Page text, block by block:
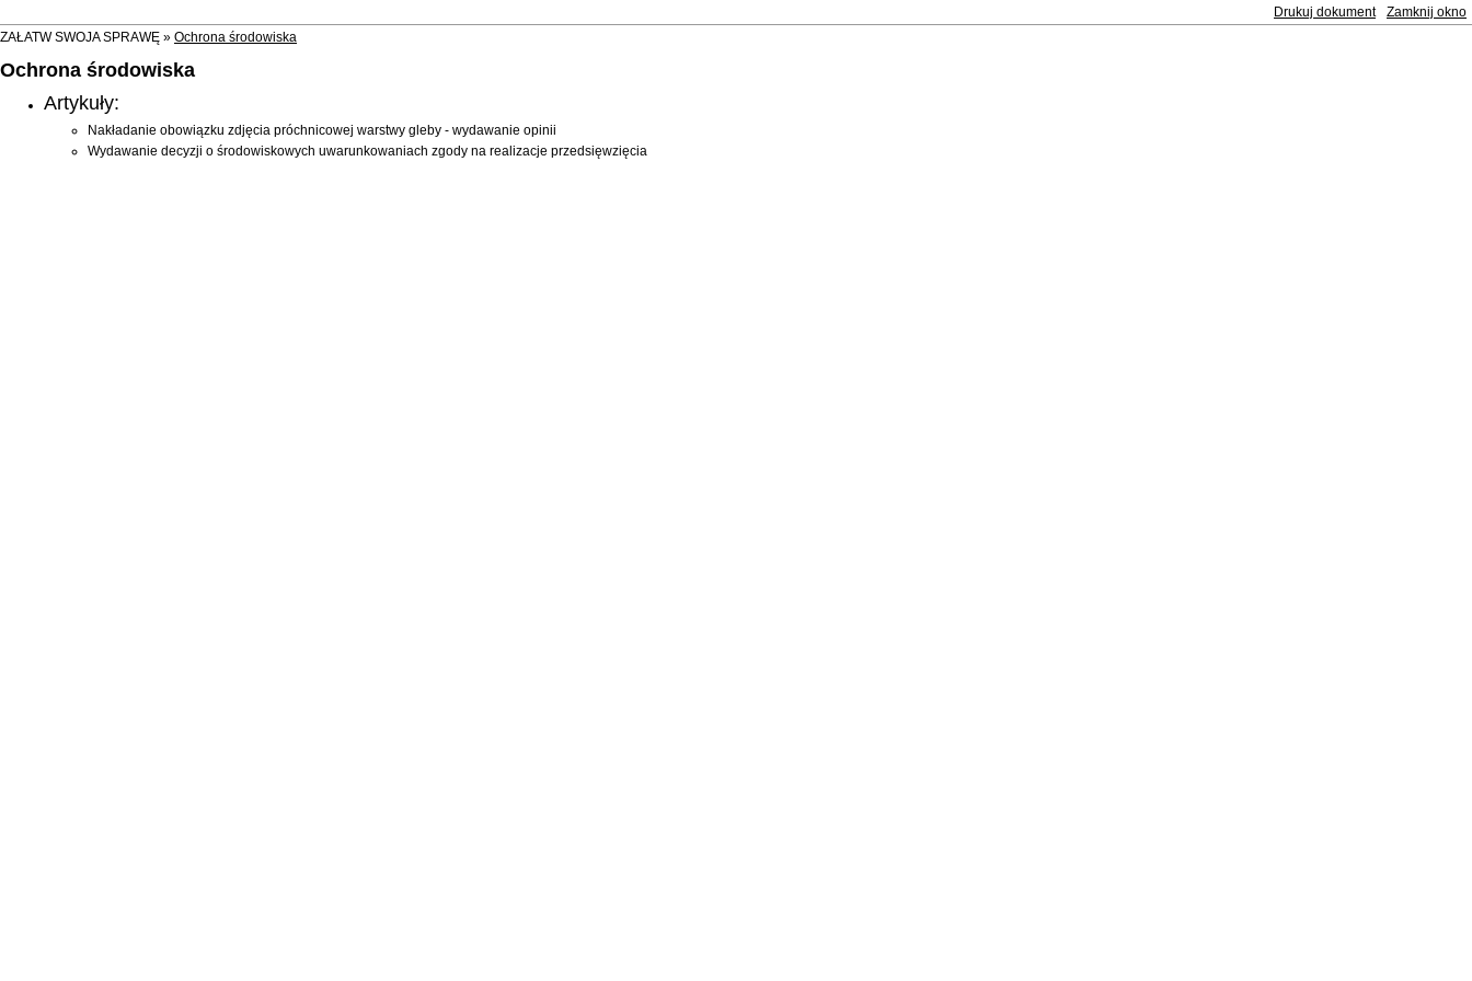
Zamknij okno
Drukuj dokument
ZAŁATW SWOJA SPRAWĘ » Ochrona środowiska
Ochrona środowiska
Artykuły:
Nakładanie obowiązku zdjęcia próchnicowej warstwy gleby - wydawanie opinii
Wydawanie decyzji o środowiskowych uwarunkowaniach zgody na realizacje przedsięwzięcia